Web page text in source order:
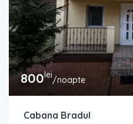
800lei/noapte
Cabana Bradul